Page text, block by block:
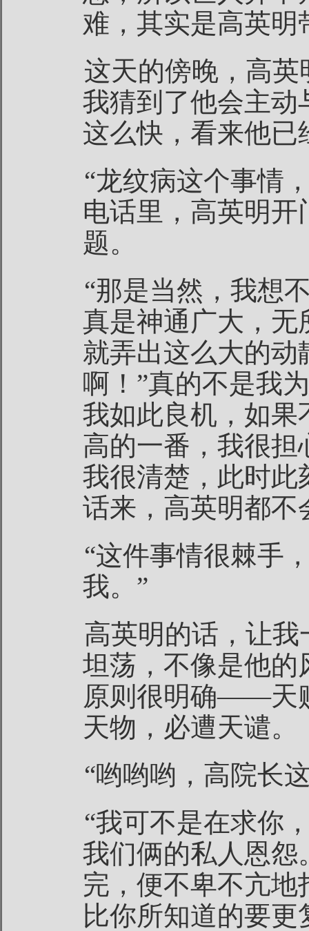
难，其实是高英明
这天的傍晚，高
我猜到了他会主动
这么快，看来他已
“龙纹病这个事情
电话里，高英明
题。
“那是当然，我想
真是神通广大，无
就弄出这么大的动
啊！”真的不是我
我如此良机，如果
高的一番，我很担
我很清楚，此时此
话来，高英明都不
“这件事情很棘手
我。”
高英明的话，让
坦荡，不像是他的
原则很明确——天
天物，必遭天谴。
“哟哟哟，高院长
“我可不是在求你
我们俩的私人恩怨
完，便不卑不亢地
比你所知道的要